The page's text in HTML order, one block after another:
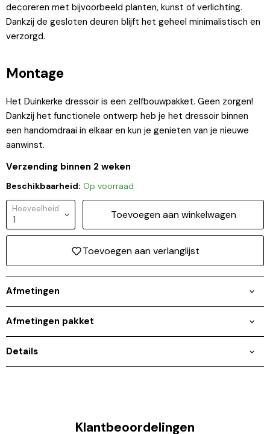
decoreren met bijvoorbeeld planten, kunst of verlichting.
Dankzij de gesloten deuren blijft het geheel minimalistisch en
verzorgd.
Montage
Het Duinkerke dressoir is een zelfbouwpakket. Geen zorgen!
Dankzij het functionele ontwerp heb je het dressoir binnen
een handomdraai in elkaar en kun je genieten van je nieuwe
aanwinst.
Verzending binnen 2 weken
Beschikbaarheid: Op voorraad
Hoeveelheid Toevoegen aan winkelwagen
Toevoegen aan verlanglijst
Afmetingen
Afmetingen pakket
Details
Klantbeoordelingen
Inloggen vereist
Meld u aan bij uw account om producten aan uw
verlanglijst toe te voegen en uw eerder opgeslagen
artikelen te bekijken.